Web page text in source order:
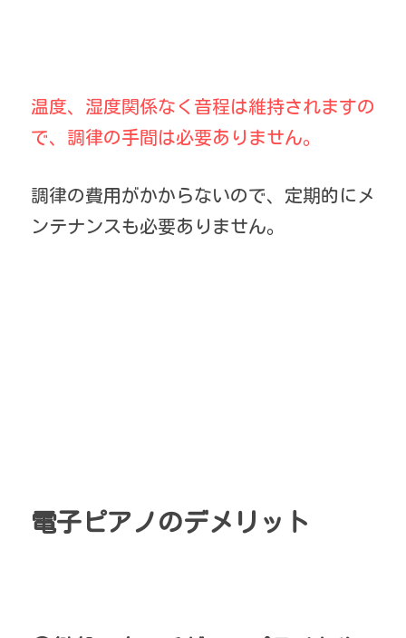
温度、湿度関係なく音程は維持されますの
で、調律の手間は必要ありません。
調律の費用がかからないので、定期的にメ
ンテナンスも必要ありません。
電子ピアノのデメリット